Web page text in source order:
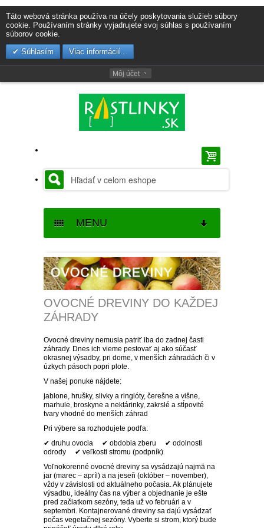
Táto webová stránka používa na účely poskytovania služieb súbory
cookie. Používaním stránky vyjadrujete svoj súhlas s používaním
súborov cookie.
Súhlasím
Viac informácií...
Môj účet
MENU
SEMENÁ BYLINIEK
SEMENÁ BALKÓNOVÝCH
KVETOV
DVOJROČKY
SEMENÁ LETNIČIEK
SEMENÁ STROMOV
SEMENÁ TRVALIEK
SEMENÁ ZELENINY
LISTOVÁ ZELENINA
SEMENÁ LÚČNYCH KVETOV
CIBUĽOVINY
JARNÉ CIBUĽOVINY
NARCISY
SKALKOVÉ
VYŠŠIE
PLNOKVETÉ
TULIPÁNY
SKALKOVÉ
JEDNODUCHÉ KLASICKÉ
ŠAFRANY
BOTANICKÉ
VEĽKOKVETÉ
HYACINTY
LETNÉ CIBUĽOVINY
ĽALIE
NÍZKE ĽALIE
VYSOKÉ ĽALIE
KORNÚTOVKY
GLADIOLY
PREVISLÉ
STRAPKATÉ
ROZMANITÉ CIBUĽOVINY
KOSATCE
ZORNICE
OSTATNÉ
BALKÓNOVÉ
MUŠKÁTY
ANGLICKÉ MUŠKÁTY
MUŠKÁTY PREVISLÉ
MUŠKÁTY VZPRIAMENÉ
PELARGÓNIE NETRADIČNÉ
PETÚNIE
DROBNOKVETÉ PETÚNIE
VEĽKOKVETÉ PETÚNIE
FUCHSIE
OVOCIE A ZELENINA
BYLINKY NA BALKÓN
ČREPNÍKOVÉ RASTLINY
ČREPNÍKOVÉ KVETY
OKRASNÉ
IHLIČNANY
TUJE
CYPRUŠTEKY
BORIEVKY
OKRASNÉ BOROVICE
OKRASNÉ JEDLE
LISTNATÉ STROMY
OKRASNÉ JAVORY
KVITNÚCE STROMY
STĹPOVITÉ OKRASNÉ
STROMY
OKRASNÉ KRÍKY
OKRASNÉ KRÍKY
VŽDYZELENÉ
OKRASNÉ KRÍKY DO TIEŇA
POPÍNAVÉ RASTLINY
BREČTANY
VISTÉRIA
RUŽE
POPÍNAVÉ RUŽE
OKRASNÉ TRÁVY
ÚŽITKOVÉ
JAHODY
SKORÉ JAHODY
POLOSKORÉ JAHODY
NESKORÉ JAHODY
STÁLEPLODIACE JAHODY
OVOCNÉ DREVINY
JABLONE
LETNÉ JABLONE
ZIMNÉ JABLONE
HRUŠKY
ČEREŠŇE A VIŠNE
DROBNÉ OVOCIE
BRUSNICE
ČUČORIEDKY
NETRADIČNÉ OVOCIE
ARÓNIA
VINIČ
TIPY
AKCIE
ZĽAVA 50 %
ZĽAVA 70 %
ZĽAVA 30 %
OVOCNÉ DREVINY DO KAŽDEJ
ZÁHRADY
Ovocné dreviny nemusia patriť iba do zadnej časti
záhrady. Dnes ich vieme pestovať aj ako súčasť
okrasnej výsadby, pri dome, v menších záhradách či v
úzkych pásoch popri plote.
V našej ponuke nájdete:
jablone, hrušky, slivky a ringlóty, čerešne a višne,
marhule, broskyne a nektárinky, zakrslé a stĺpovité
tvary vhodné do menších záhrad
Pri výbere sa rozhodujete podľa:
✔ druhu ovocia ✔ obdobia zberu ✔ odolnosti
odrody ✔ veľkosti stromu (podpník)
Voľnokorenné ovocné dreviny sa vysádzajú najmä na
jar (marec – apríl) a na jeseň (október – november),
vždy v závislosti od aktuálneho počasia. Ak plánujete
výsadbu, ideálny čas na výber a objednanie je ešte
pred začiatkom sezóny, teda už vo februári a v
septembri. Kontajnerované dreviny sa dajú vysádzať
počas vegetačnej sezóny. Vyberte si strom, ktorý bude